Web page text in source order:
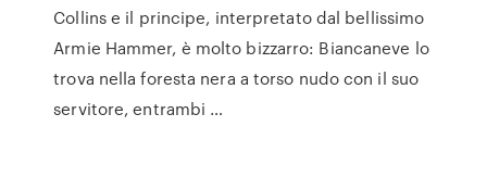
Collins e il principe, interpretato dal bellissimo
Armie Hammer, è molto bizzarro: Biancaneve lo
trova nella foresta nera a torso nudo con il suo
servitore, entrambi …